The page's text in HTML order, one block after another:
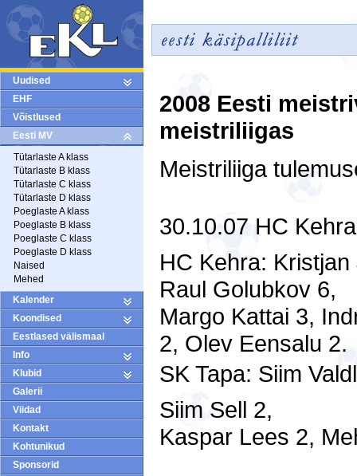
Uudised
EHF
Võistlused
Eesti MV
Tütarlaste A klass
Tütarlaste B klass
Tütarlaste C klass
Tütarlaste D klass
Poeglaste A klass
Poeglaste B klass
Poeglaste C klass
Poeglaste D klass
Naised
Mehed
Kalender
Koondised
Eestlased välismaal
Info
Klubid
Galerii
Viidad
Kontakt
Kohtunikud
Sponsorid
2008 Eesti
meistriliigas
Meistriliiga
30.10.07 HC
HC Kehra:
Raul Golubkov 6,
Margo Kattai 3,
2, Olev Eensalu 2.
SK Tapa: Siim
Siim Sell 2,
Kaspar Lees 2,